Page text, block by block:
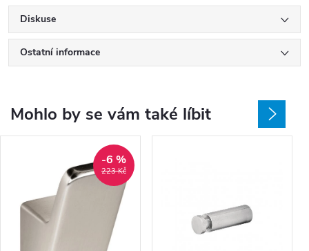
Diskuse
Ostatní informace
Mohlo by se vám také líbit
223 Kč
-6 %